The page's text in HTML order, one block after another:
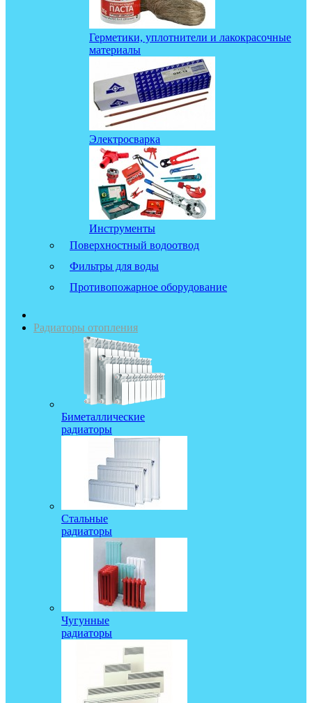
Герметики, уплотнители и лакокрасочные
материалы
Электросварка
Инструменты
Поверхностный водоотвод
Фильтры для воды
Противопожарное оборудование
Радиаторы отопления
Биметаллические
радиаторы
Стальные
радиаторы
Чугунные
радиаторы